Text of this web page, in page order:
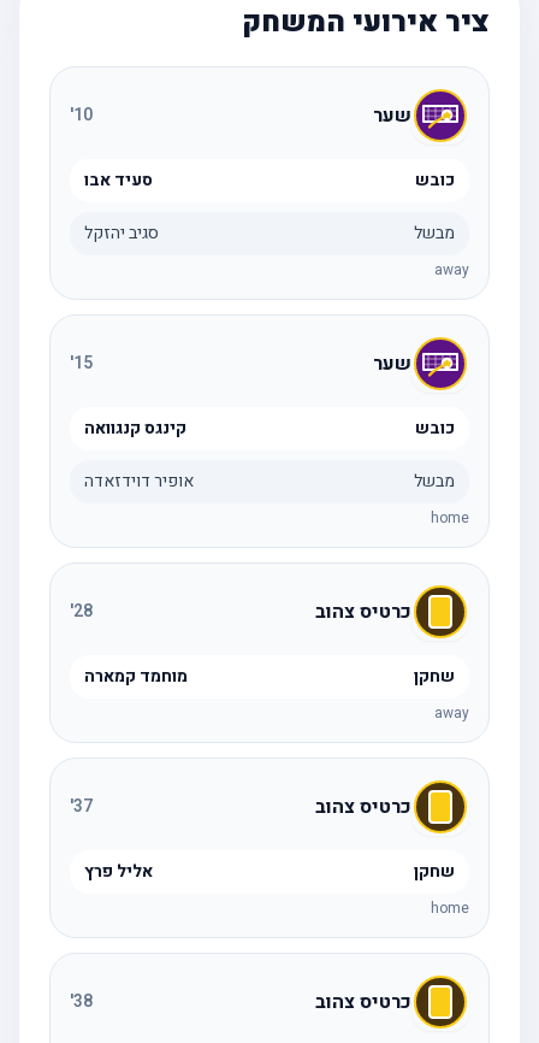
ציר אירועי המשחק
שער 10
'
כובש סעיד אבו
מבשל סגיב יהזקל
away
שער 15
'
כובש קינגס קנגוואה
מבשל אופיר דוידזאדה
home
כרטיס צהוב 28
'
שחקן מוחמד קמארה
away
כרטיס צהוב 37
'
שחקן אליל פרץ
home
כרטיס צהוב 38
'